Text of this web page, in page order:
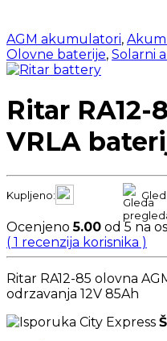
AGM akumulatori,
Olovne baterije, Solarni
Ritar RA12-
VRLA
Kupljeno:
Ocenjeno5.00 od 5 na
( 1 recenzija korisnika )
Ritar RA12-85 olovna
odrzavanja 12V 85Ah